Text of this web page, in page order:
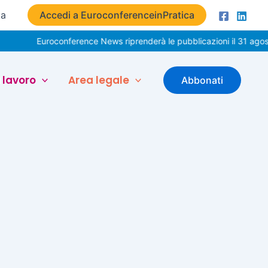
Accedi a EuroconferenceinPratica
Euroconference News riprenderà le pubblicazioni il 31
lavoro Area legale Abbonati